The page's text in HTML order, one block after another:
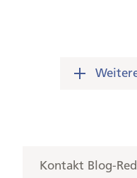
Kontakt Blog-